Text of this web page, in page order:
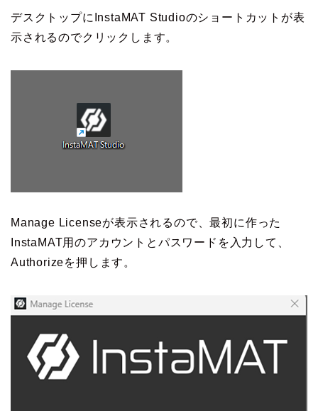
デスクトップにInstaMAT Studioのショートカットが表
示されるのでクリックします。
Manage Licenseが表示されるので、最初に作った
InstaMAT用のアカウントとパスワードを入力して、
Authorizeを押します。